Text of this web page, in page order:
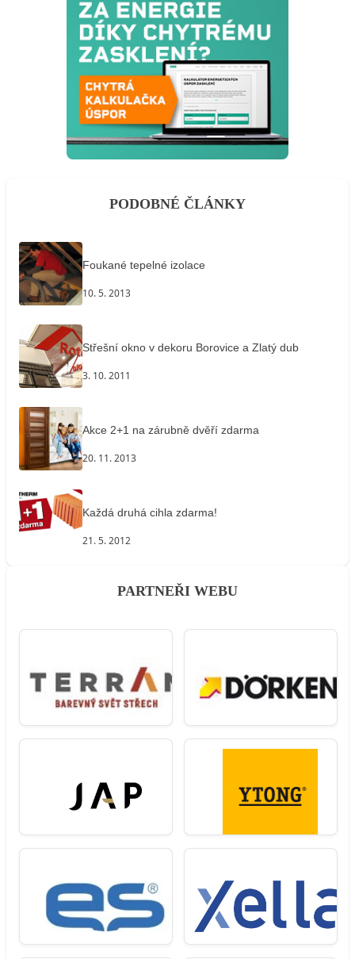
PODOBNÉ ČLÁNKY
Foukané tepelné izolace
10. 5. 2013
Střešní okno v dekoru Borovice a Zlatý dub
3. 10. 2011
Akce 2+1 na zárubně dvěří zdarma
20. 11. 2013
Každá druhá cihla zdarma!
21. 5. 2012
PARTNEŘI WEBU